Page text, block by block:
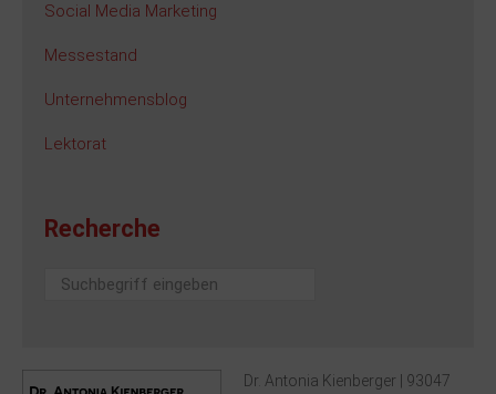
Social Media Marketing
Messestand
Unternehmensblog
Lektorat
Recherche
Suchen
Dr. Antonia Kienberger | 93047